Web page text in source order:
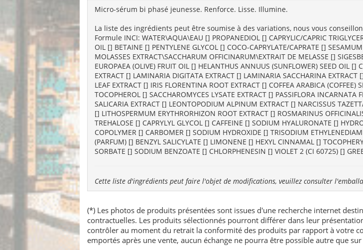
Micro-sérum bi phasé jeunesse. Renforce. Lisse. Illumine.
La liste des ingrédients peut être soumise à des variations, nous vous
Formule INCI: WATER\AQUA\EAU [] PROPANEDIOL [] CAPRYLIC/CAPRIC
OIL [] BETAINE [] PENTYLENE GLYCOL [] COCO-CAPRYLATE/CAPRATE []
MOLASSES EXTRACT\SACCHARUM OFFICINARUM\EXTRAIT DE MELASSE []
EUROPAEA (OLIVE) FRUIT OIL [] HELANTHUS ANNUUS (SUNFLOWER) SEED OIL []
EXTRACT [] LAMINARIA DIGITATA EXTRACT [] LAMINARIA SACCHARINA
LEAF EXTRACT [] IRIS FLORENTINA ROOT EXTRACT [] COFFEA ARABICA
TOCOPHEROL [] SACCHAROMYCES LYSATE EXTRACT [] PASSIFLORA INCARNATA
SALICARIA EXTRACT [] LEONTOPODIUM ALPINUM EXTRACT [] NARCISSUS
[] LITHOSPERMUM ERYTHRORHIZON ROOT EXTRACT [] ROSMARINUS
TREHALOSE [] CAPRYLYL GLYCOL [] CAFFEINE [] SODIUM HYALURONATE []
COPOLYMER [] CARBOMER [] SODIUM HYDROXIDE [] TRISODIUM
(PARFUM) [] BENZYL SALICYLATE [] LIMONENE [] HEXYL CINNAMAL []
SORBATE [] SODIUM BENZOATE [] CHLORPHENESIN [] VIOLET 2 (CI 60725) []
Cette liste d'ingrédients peut faire l'objet de modifications, veuillez consulter
(*) Les photos de produits présentées sont issues d'une recherche internet
contractuelles. Les produits sélectionnés pourront différer dans leur
contrôler au moment du retrait la conformité des produits par rapport à votre
emportés après une vente, aucun échange ne pourra être possible autre que